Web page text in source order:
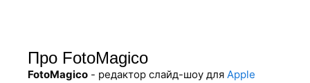
Про FotoMagico
FotoMagico - редактор слайд-шоу для Apple